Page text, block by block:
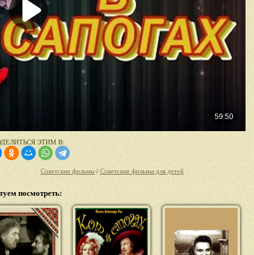
ЭТИМ В:
Советские фильмы/ Советские фильмы для детей
посмотреть: